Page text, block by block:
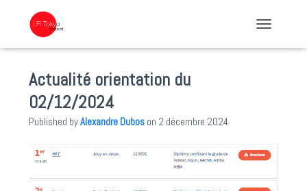
Actualité orientation du
02/12/2024
Published byAlexandre Dubos on 2 décembre 2024